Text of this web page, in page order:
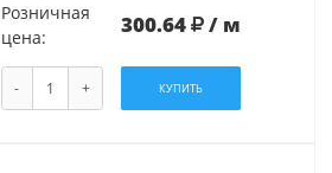
Розничная
цена:
300.64 / м
- + КУПИТЬ